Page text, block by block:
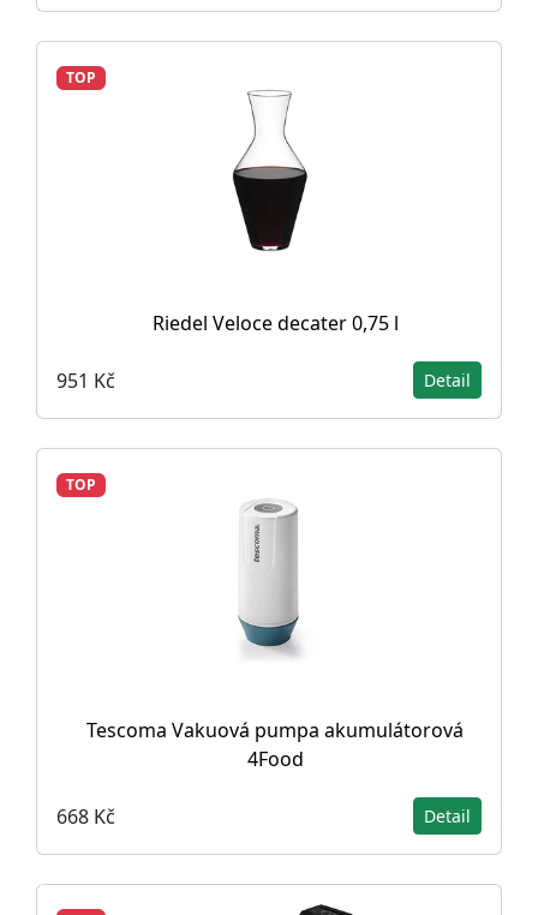
TOP
Riedel Veloce decater 0,75 l
951 Kč Detail
TOP
Tescoma Vakuová pumpa akumulátorová
4Food
668 Kč Detail